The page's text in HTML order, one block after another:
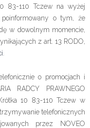
83-110 Tczew na wyżej
o tym, że
w dowolnym momencie,
z art. 13 RODO,
o promocjach i
RADCY PRAWNEGO
10 83-110 Tczew w
telefonicznych
przez NOVEO